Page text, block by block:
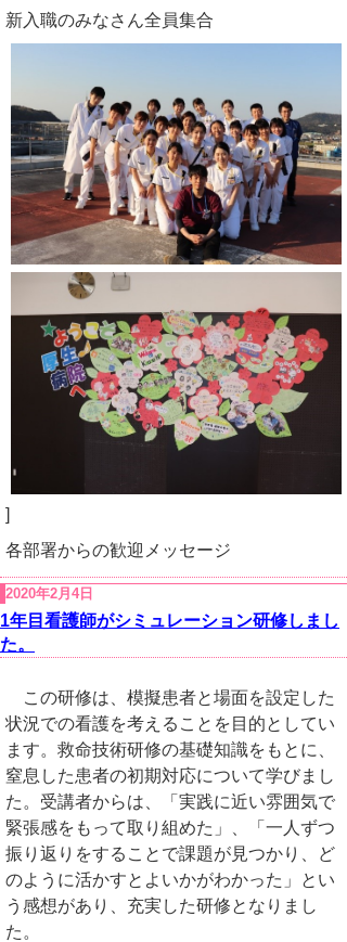
新入職のみなさん全員集合
]
各部署からの歓迎メッセージ
2020年2月4日
1年目看護師がシミュレーション研修しまし
た。
この研修は、模擬患者と場面を設定した
状況での看護を考えることを目的としてい
ます。救命技術研修の基礎知識をもとに、
窒息した患者の初期対応について学びまし
た。受講者からは、「実践に近い雰囲気で
緊張感をもって取り組めた」、「一人ずつ
振り返りをすることで課題が見つかり、ど
のように活かすとよいかがわかった」とい
う感想があり、充実した研修となりまし
た。